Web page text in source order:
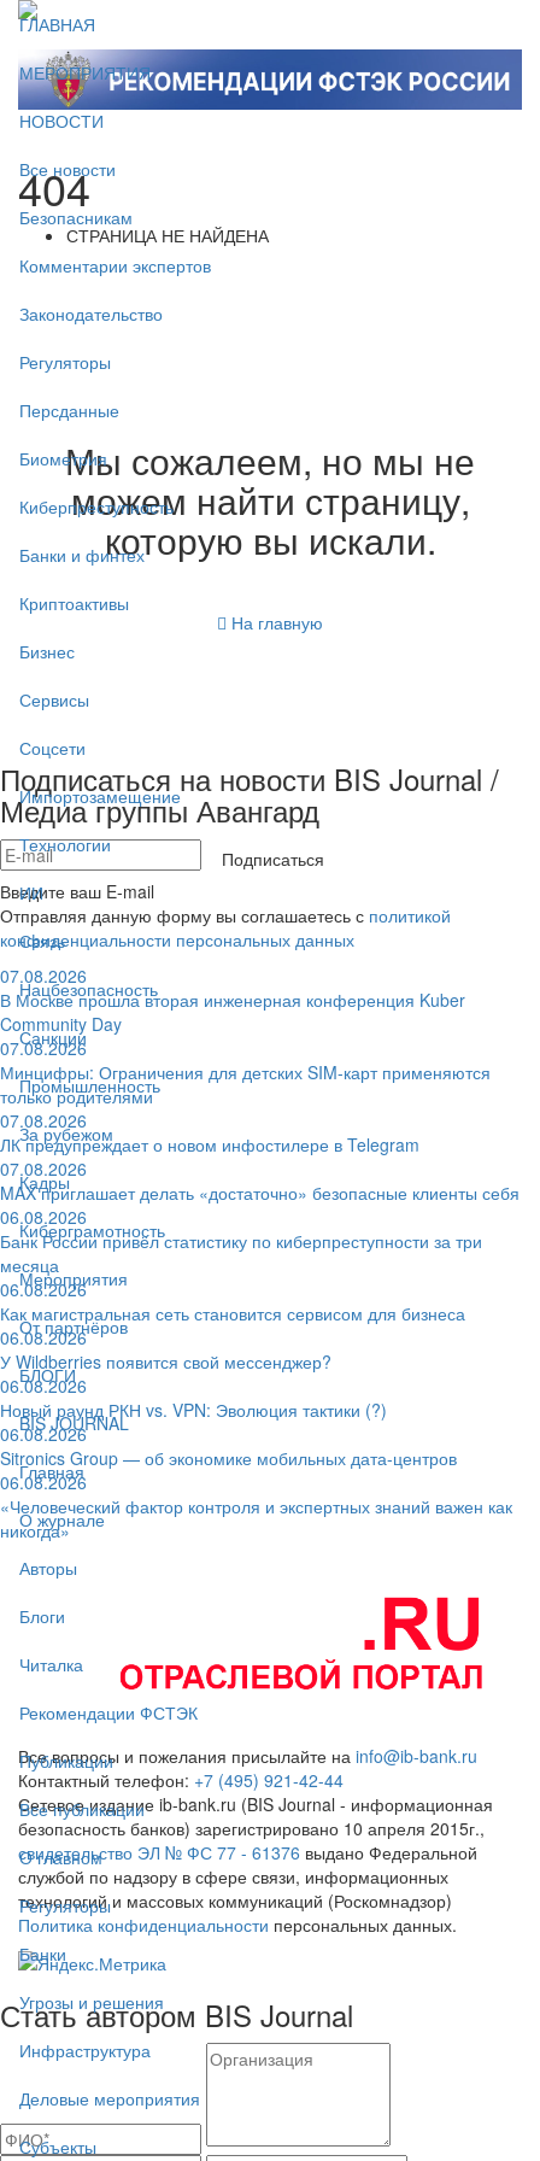
ГЛАВНАЯ
МЕРОПРИЯТИЯ
НОВОСТИ
Все новости
Безопасникам
Комментарии экспертов
Законодательство
Регуляторы
Персданные
Биометрия
Киберпреступность
Банки и финтех
Криптоактивы
Бизнес
Сервисы
Соцсети
Импортозамещение
Технологии
ИИ
Связь
Нацбезопасность
Санкции
Промышленность
За рубежом
Кадры
Киберграмотность
Мероприятия
От партнёров
БЛОГИ
BIS JOURNAL
Главная
О журнале
Авторы
Блоги
Читалка
Рекомендации ФСТЭК
Публикации
Все публикации
О главном
Регуляторы
Банки
Угрозы и решения
Инфраструктура
Деловые мероприятия
Субъекты
404
СТРАНИЦА НЕ НАЙДЕНА
Мы сожалеем, но мы не
можем найти страницу,
которую вы искали.
На главную
Подписаться на новости BIS Journal /
Медиа группы Авангард
Подписаться
Введите ваш E-mail
Отправляя данную форму вы соглашаетесь с политикой
конфиденциальности персональных данных
07.08.2026
В Москве прошла вторая инженерная конференция Kuber
Community Day
07.08.2026
Минцифры: Ограничения для детских SIM-карт применяются
только родителями
07.08.2026
ЛК предупреждает о новом инфостилере в Telegram
07.08.2026
MAX приглашает делать «достаточно» безопасные клиенты себя
06.08.2026
Банк России привёл статистику по киберпреступности за три
месяца
06.08.2026
Как магистральная сеть становится сервисом для бизнеса
06.08.2026
У Wildberries появится свой мессенджер?
06.08.2026
Новый раунд РКН vs. VPN: Эволюция тактики (?)
06.08.2026
Sitronics Group — об экономике мобильных дата-центров
06.08.2026
«Человеческий фактор контроля и экспертных знаний важен как
никогда»
Все вопросы и пожелания присылайте на info@ib-bank.ru
Контактный телефон: +7 (495) 921-42-44
Сетевое издание ib-bank.ru (BIS Journal - информационная
безопасность банков) зарегистрировано 10 апреля 2015г.,
свидетельство ЭЛ № ФС 77 - 61376 выдано Федеральной
службой по надзору в сфере связи, информационных
технологий и массовых коммуникаций (Роскомнадзор)
Политика конфиденциальности персональных данных.
Стать автором BIS Journal